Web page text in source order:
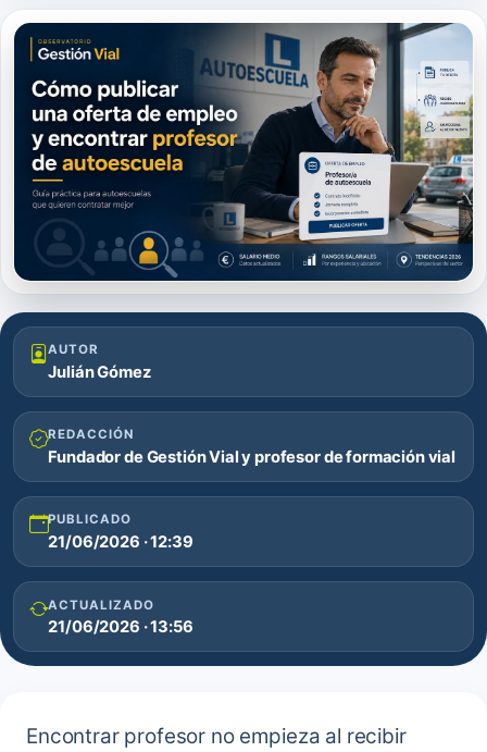
AUTOR
Julián Gómez
REDACCIÓN
Fundador de Gestión Vial y profesor de formación vial
PUBLICADO
21/06/2026 · 12:39
ACTUALIZADO
21/06/2026 · 13:56
Encontrar profesor no empieza al recibir